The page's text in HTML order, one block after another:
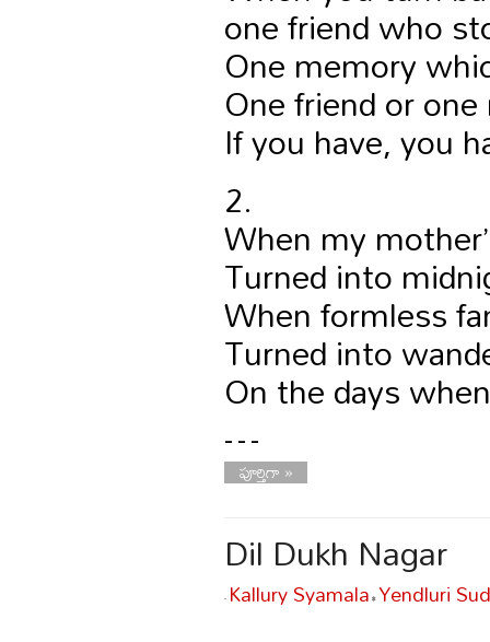
one friend who
One memory
One friend or
If you have, you
2.
When my
Turned into
When formless
Turned into
On the days
…
పూర్తిగా »
Dil Dukh Nagar
- Kallury Syamala • Yendluri